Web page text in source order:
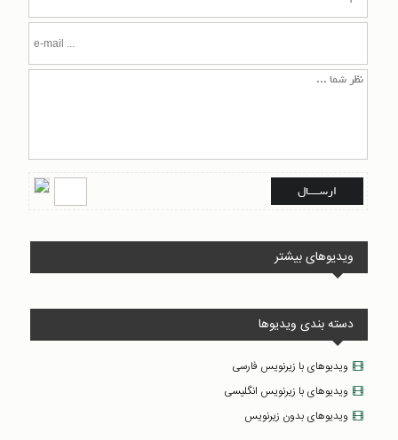
ویدیوهای بیشتر
دسته بندی ویدیوها
ویدیوهای با زیرنویس فارسی
ویدیوهای با زیرنویس انگلیسی
ویدیوهای بدون زیرنویس